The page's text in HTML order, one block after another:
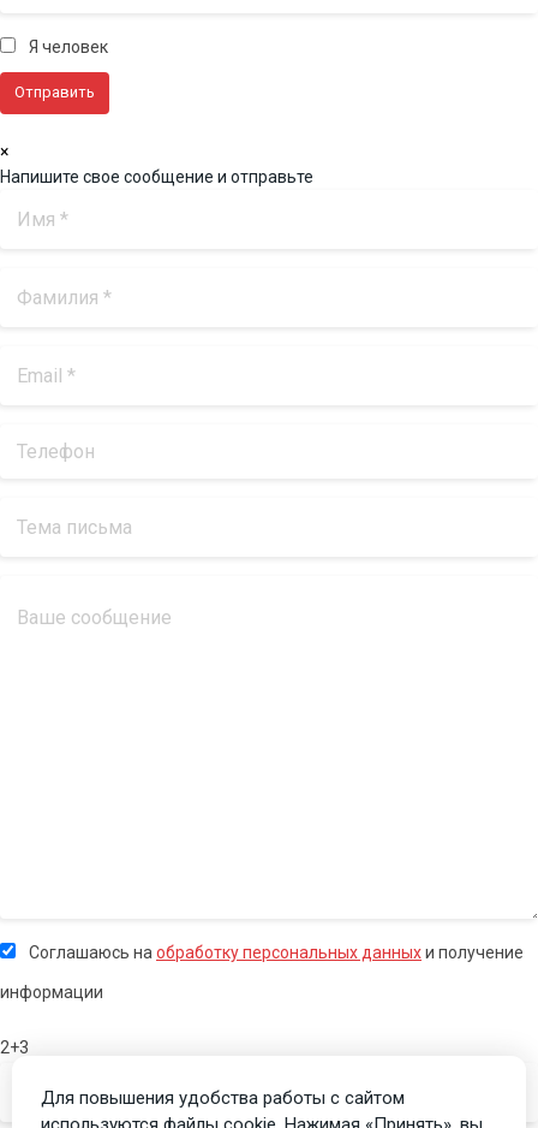
Я человек
×
Напишите свое сообщение и отправьте
Соглашаюсь на обработку персональных данныхи получение
информации
2+3
Для повышения удобства работы с сайтом